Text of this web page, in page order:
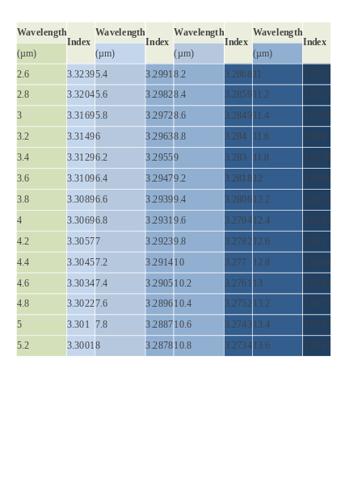
Wavelength
Index
Wavelength
Index
Wavelength
Index
Wavelength
Index
(µm)
(µm) (µm) (µm)
2.6 3.32395.4 3.29918.2 3.286811
3.2725
2.8
3.32045.6 3.29828.4 3.285911.2 3.2713
3 3.31695.8 3.29728.6 3.284911.4
3.2701
3.2
3.31496 3.29638.8 3.284 11.6 3.269
3.4 3.31296.2 3.29559 3.283 11.8 3.2678
3.6 3.31096.4 3.29479.2 3.281812 3.2666
3.8 3.30896.6 3.29399.4 3.280612.2
3.2651
4
3.30696.8 3.29319.6 3.279412.4 3.2635
4.2 3.30577 3.29239.8 3.278212.6 3.262
4.4 3.30457.2 3.291410 3.277 12.8 3.2604
4.6 3.30347.4 3.290510.2 3.2761 13 3.2589
4.8 3.30227.6 3.289610.4 3.275213.2
3.2573
5
3.301 7.8 3.288710.6 3.274313.4 3.2557
5.2 3.30018 3.287810.8 3.273413.6 3.2541